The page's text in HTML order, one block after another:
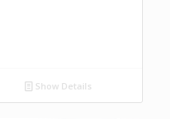
Show Details